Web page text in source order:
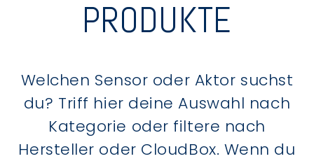
PRODUKTE
Welchen Sensor oder Aktor suchst
du? Triff hier deine Auswahl nach
Kategorie oder filtere nach
Hersteller oder CloudBox. Wenn du